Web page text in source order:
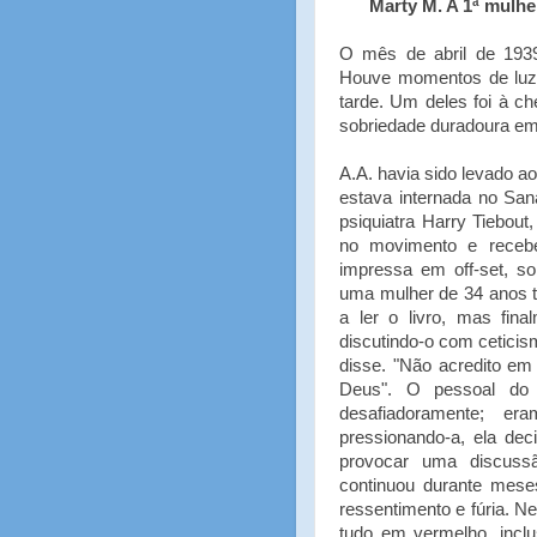
Marty M. A 1ª
O mês de abril de
Houve momentos de
tarde. Um deles foi à
sobriedade duradoura
A.A. havia sido levado
estava internada no
psiquiatra Harry
no movimento e
impressa em off-set,
uma mulher de 34 anos
a ler o livro, mas
discutindo-o com
disse. "Não acredito
Deus". O pessoal do
desafiadoramente;
pressionando-a, ela
provocar uma
continuou durante
ressentimento e fúria.